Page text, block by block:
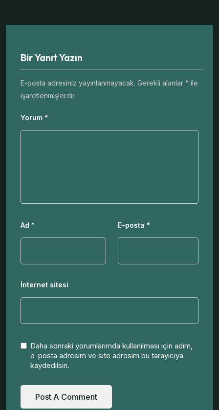
Bir Yanıt Yazın
E-posta adresiniz yayınlanmayacak. Gerekli alanlar * ile
işaretlenmişlerdir
Yorum *
Ad * E-posta *
İnternet sitesi
Daha sonraki yorumlarımda kullanılması için adım,
e-posta adresim ve site adresim bu tarayıcıya
kaydedilsin.